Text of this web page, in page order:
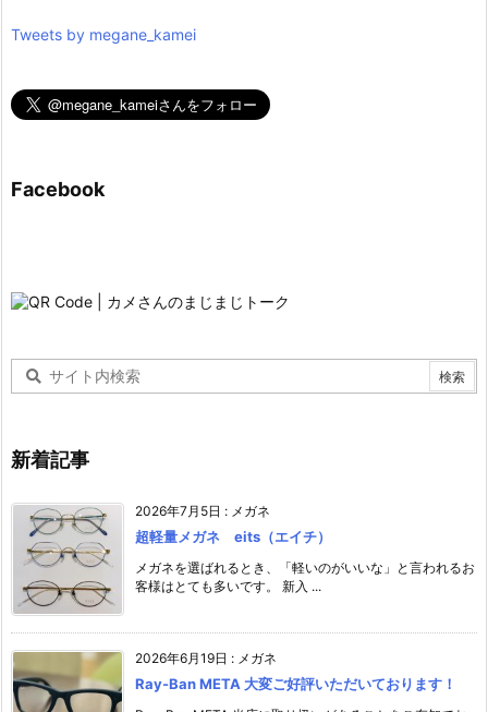
Tweets by megane_kamei
Facebook
新着記事
2026年7月5日 : メガネ
超軽量メガネ eits（エイチ）
メガネを選ばれるとき、「軽いのがいいな」と言われるお
客様はとても多いです。 新入 ...
2026年6月19日 : メガネ
Ray-Ban META 大変ご好評いただいております！